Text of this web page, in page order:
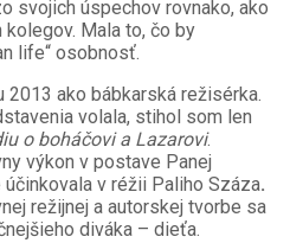
svojich úspechov rovnako, ako
Mala to, čo by
life“ osobnosť.
2013 ako bábkarská režisérka.
volala, stihol som len
o boháčovi a Lazarovi.
výkon v postave Panej
účinkovala v réžii Paliho Száza.
režijnej a autorskej tvorbe sa
diváka – dieťa.